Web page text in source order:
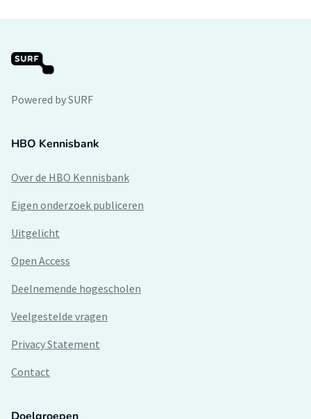
Powered by SURF
HBO Kennisbank
Over de HBO Kennisbank
Eigen onderzoek publiceren
Uitgelicht
Open Access
Deelnemende hogescholen
Veelgestelde vragen
Privacy Statement
Contact